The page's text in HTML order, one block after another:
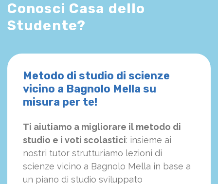
Conosci Casa dello
Studente?
Metodo di studio di scienze
vicino a Bagnolo Mella su
misura per te!
Ti aiutiamo a migliorare il metodo di
studio e i voti scolastici: insieme ai
nostri tutor strutturiamo lezioni di
scienze vicino a Bagnolo Mella in base a
un piano di studio sviluppato